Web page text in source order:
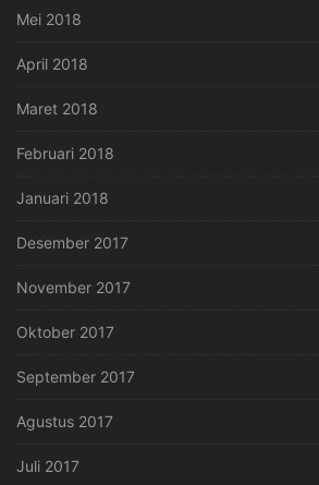
Mei 2018
April 2018
Maret 2018
Februari 2018
Januari 2018
Desember 2017
November 2017
Oktober 2017
September 2017
Agustus 2017
Juli 2017